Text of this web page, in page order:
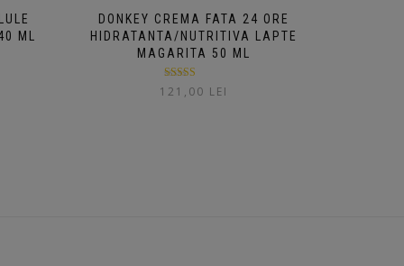
ML
DONKEY CREMA FATA 24 ORE
HIDRATANTA/NUTRITIVA LAPTE
MAGARITA 50 ML
Evaluat la
5.00din 5
121,00 LEI